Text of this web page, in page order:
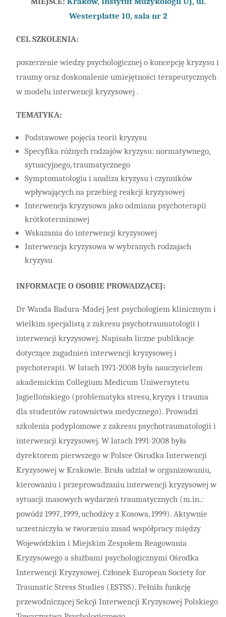
Westerplatte 10, sala nr 2
CEL SZKOLENIA:
poszerzenie wiedzy psychologicznej o koncepcję kryzysu i
traumy oraz doskonalenie umiejętności terapeutycznych
w modelu interwencji kryzysowej .
TEMATYKA:
Podstawowe pojęcia teorii kryzysu
Specyfika różnych rodzajów kryzysu: normatywnego,
sytuacyjnego, traumatycznego
Symptomatologia i analiza kryzysu i czynników
wpływających na przebieg reakcji kryzysowej
Interwencja kryzysowa jako odmiana psychoterapii
krótkoterminowej
Wskazania do interwencji kryzysowej
Interwencja kryzysowa w wybranych rodzajach
kryzysu
INFORMACJE O OSOBIE PROWADZĄCEJ:
Dr Wanda Badura-Madej Jest psychologiem klinicznym i
wielkim specjalistą z zakresu psychotraumatologii i
interwencji kryzysowej. Napisała liczne publikacje
dotyczące zagadnień interwencji kryzysowej i
psychoterapii. W latach 1971-2008 była nauczycielem
akademickim Collegium Medicum Uniwersytetu
Jagiellońskiego (problematyka stresu, kryzys i trauma
dla studentów ratownictwa medycznego). Prowadzi
szkolenia podyplomowe z zakresu psychotraumatologii i
interwencji kryzysowej. W latach 1991-2008 była
dyrektorem pierwszego w Polsce Ośrodka Interwencji
Kryzysowej w Krakowie. Brała udział w organizowaniu,
kierowaniu i przeprowadzaniu interwencji kryzysowej w
sytuacji masowych wydarzeń traumatycznych (m.in.:
powódź 1997, 1999, uchodźcy z Kosowa, 1999). Aktywnie
uczestniczyła w tworzeniu zasad współpracy między
Wojewódzkim i Miejskim Zespołem Reagowania
Kryzysowego a służbami psychologicznymi Ośrodka
Interwencji Kryzysowej. Członek European Society for
Traumatic Stress Studies (ESTSS). Pełniła funkcję
przewodniczącej Sekcji Interwencji Kryzysowej Polskiego